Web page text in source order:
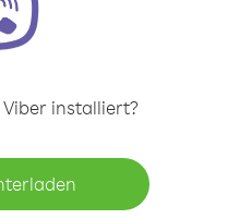
installiert?